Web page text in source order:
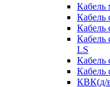
Кабель
LS
Кабель
КВК(д/